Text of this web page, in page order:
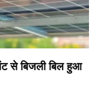
से बिजली बिल हुआ